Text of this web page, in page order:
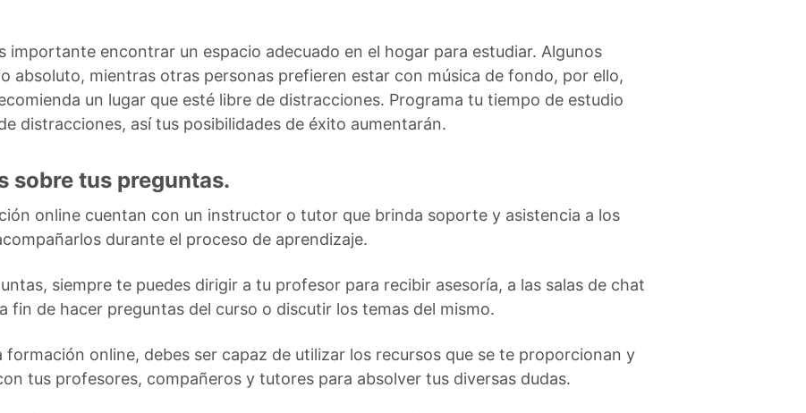
importante encontrar un espacio adecuado en el hogar para estudiar. Algunos
absoluto, mientras otras personas prefieren estar con música de fondo, por ello,
un lugar que esté libre de distracciones. Programa tu tiempo de estudio
distracciones, así tus posibilidades de éxito aumentarán.
sobre tus preguntas.
online cuentan con un instructor o tutor que brinda soporte y asistencia a los
durante el proceso de aprendizaje.
siempre te puedes dirigir a tu profesor para recibir asesoría, a las salas de chat
fin de hacer preguntas del curso o discutir los temas del mismo.
formación online, debes ser capaz de utilizar los recursos que se te proporcionan y
tus profesores, compañeros y tutores para absolver tus diversas dudas.